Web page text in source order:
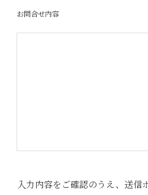
お問合せ内容
入力内容をご確認のうえ、送信